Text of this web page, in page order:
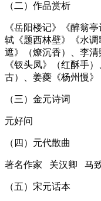
（二）作品赏析
《岳阳楼记》《醉翁
轼《题西林壁》《水
遮》（燎沉香）、李
《钗头凤》（红酥手
古）、姜夔《杨州慢》
（三）金元诗词
元好问
（四）元代散曲
著名作家 关汉卿 马
（五）宋元话本